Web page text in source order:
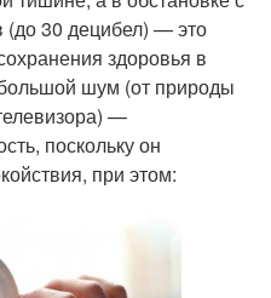
30 децибел) — это
здоровья в
шум (от природы
—
поскольку он
при этом: